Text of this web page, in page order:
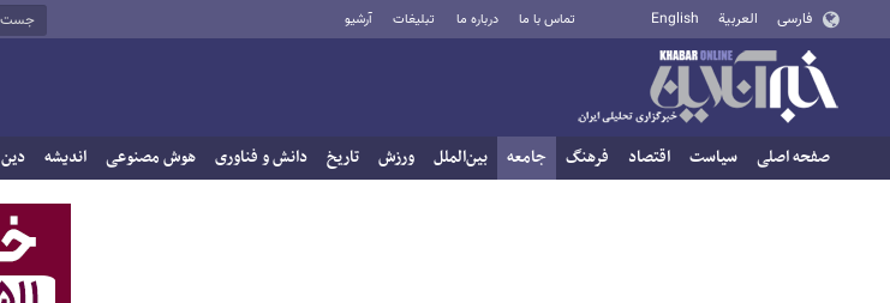
فارسی العربية English تماس با ما درباره ما تبلیغات آرشیو
صفحه اصلی سیاست اقتصاد فرهنگ جامعه بین‌الملل ورزش تاریخ دانش و فناوری هوش مصنوعی اندیشه دین